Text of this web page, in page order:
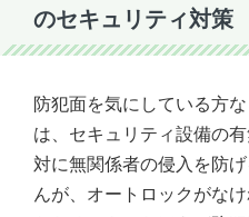
のセキュリティ対策
防犯面を気にしている方
は、セキュリティ設備の
対に無関係者の侵入を防
んが、オートロックがな